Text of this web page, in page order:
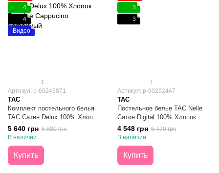
4
4
Видео
1
Артикул: р-60243871
TAC
Комплект постельного белья
TAC Сатин Delux 100% Хлопок
Prestige Cappucino Кофейный
Евро
5 640 грн 6 880 грн
В наличии
Купить
3
3
1
Артикул: p-60262447
TAC
Постельное белье TAC Nelle
Сатин Digital 100% Хлопок
Евро
4 548 грн 6 470 грн
В наличии
Купить